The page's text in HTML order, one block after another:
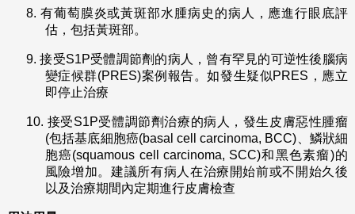
8. 有葡萄膜炎或黃斑部水腫病史的病人，應進行眼底評
估，包括黃斑部。
9.接受S1P受體調節劑的病人，曾有罕見的可逆性後腦病
變症候群(PRES)案例報告。如發生疑似PRES，應立
即停止治療
10. 接受S1P受體調節劑治療的病人，發生皮膚惡性腫瘤
(包括基底細胞癌(basal cell carcinoma, BCC)、鱗狀細
胞癌(squamous cell carcinoma, SCC)和黑色素瘤)的
風險增加。建議所有病人在治療開始前或不開始久後
以及治療期間內定期進行皮膚檢查